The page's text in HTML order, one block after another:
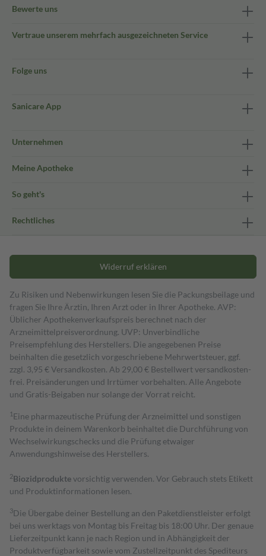
Bewerte uns
Vertraue unserem mehrfach ausgezeichneten Service
Folge uns
Sanicare App
Unternehmen
Meine Apotheke
So geht's
Rechtliches
Widerruf erklären
Zu Risiken und Nebenwirkungen lesen Sie die Packungsbeilage und
fragen Sie Ihre Ärztin, Ihren Arzt oder in Ihrer Apotheke. AVP:
Üblicher Apothekenverkaufspreis berechnet nach der
Arzneimittelpreisverordnung. UVP: Unverbindliche
Preisempfehlung des Herstellers. Die angegebenen Preise
beinhalten die gesetzlich vorgeschriebene Mehrwertsteuer, ggf.
zzgl. 3,95 € Versandkosten. Ab 29,00 € Bestell­wert versand­kosten­
frei. Preisänderungen und Irrtümer vorbehalten. Alle Angebote
und Gratis-Beigaben nur solange der Vorrat reicht.
1 Eine pharmazeutische Prüfung der Arzneimittel und sonstigen
Produkte in deinem Warenkorb beinhaltet die Durchführung von
Wechselwirkungschecks und die Prüfung etwaiger
Anwendungshinweise des Herstellers.
2Biozidproduktevorsichtig verwenden. Vor Gebrauch stets Etikett
und Produktinformationen lesen.
3Die Übergabe deiner Bestellung an den Paketdienstleister erfolgt
bei uns werktags von Montag bis Freitag bis 18:00 Uhr. Der genaue
Lieferzeitpunkt kann je nach Region und in Abhängigkeit der
Produktverfügbarkeit sowie vom Zustellzeitpunkt des Spediteurs